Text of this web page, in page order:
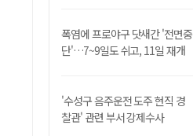
폭염에 프로야구 닷새간 '전면중
단'…7~9일도 쉬고, 11일 재개
'수성구 음주운전 도주 현직 경
찰관' 관련 부서 강제수사